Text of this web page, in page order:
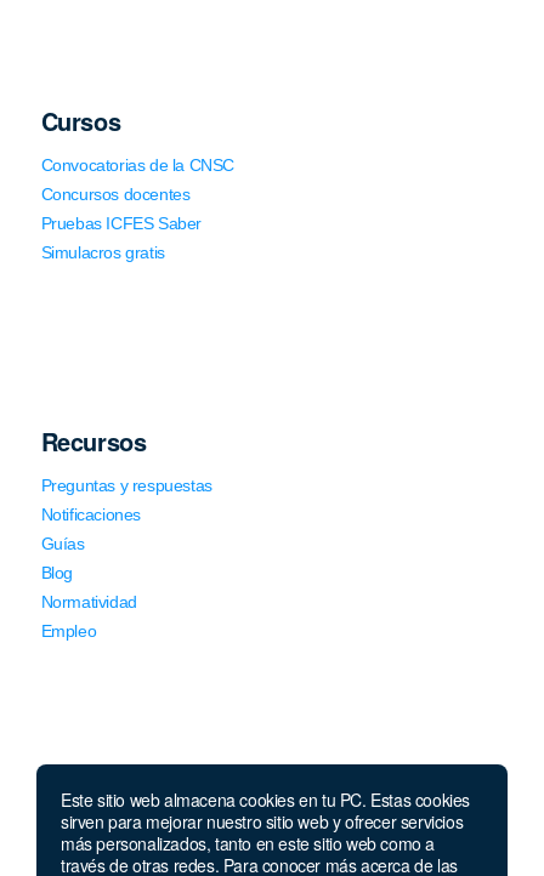
Este sitio web almacena cookies en tu PC. Estas cookies
sirven para mejorar nuestro sitio web y ofrecer servicios
más personalizados, tanto en este sitio web como a
través de otras redes. Para conocer más acerca de las
Cursos
Convocatorias de la CNSC
Concursos docentes
Pruebas ICFES Saber
Simulacros gratis
Recursos
Preguntas y respuestas
Notificaciones
Guías
Blog
Normatividad
Empleo
Llámanos
Lunes a jueves de 7 a.m.